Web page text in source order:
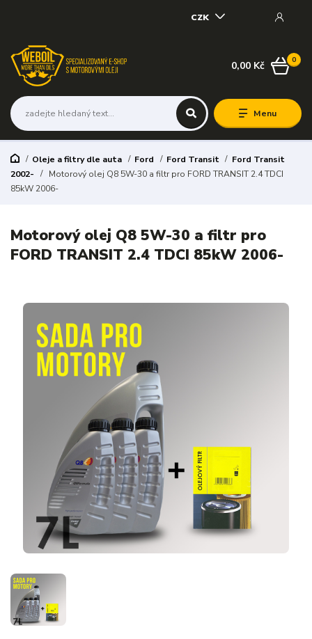
Menu
CZK
0
0,00 Kč
Oleje a filtry dle auta Ford Ford Transit
Ford Transit
2002-
Motorový olej Q8 5W-30 a filtr pro FORD TRANSIT 2.4 TDCI
85kW 2006-
Motorový olej Q8 5W-30 a filtr pro
FORD TRANSIT 2.4 TDCI 85kW 2006-